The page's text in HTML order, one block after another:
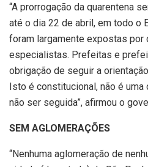
“A prorrogação da quarentena
até o dia 22 de abril, em todo o
foram largamente expostas
especialistas. Prefeitas e
obrigação de seguir a
Isto é constitucional, não é
não ser seguida”, afirmou o
SEM AGLOMERAÇÕES
“Nenhuma aglomeração de